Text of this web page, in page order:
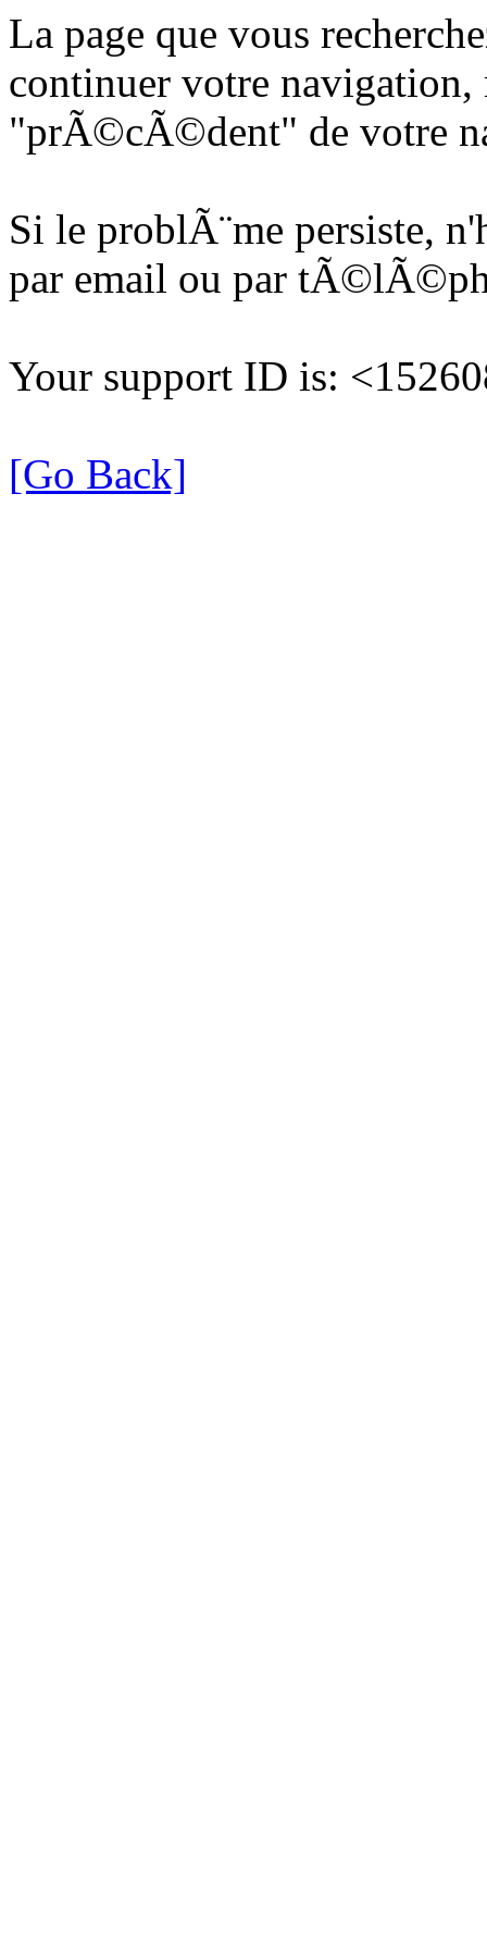
La page que vous
continuer votre
"prÃ©cÃ©dent" de votre
Si le problÃ¨me persiste,
par email ou par
Your support ID is:
[Go Back]